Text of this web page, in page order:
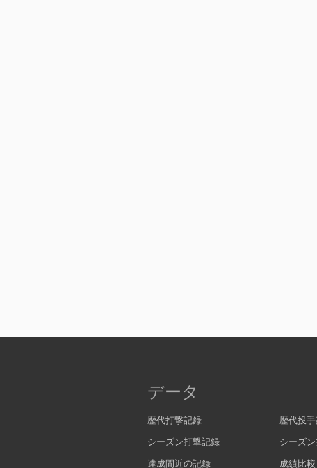
データ
歴代打撃記録
歴代投
シーズン打撃記録
シーズ
達成間近の記録
成績比較